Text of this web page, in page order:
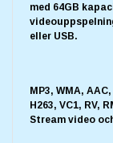
med 64GB
eller USB.
MP3, WMA,
H263, VC1, RV,
Stream video